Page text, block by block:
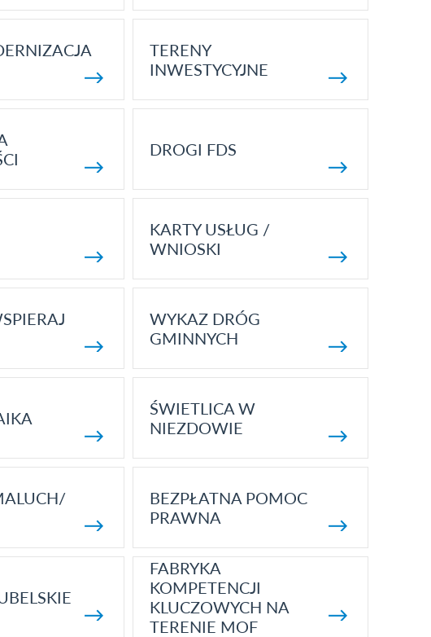
TERENY
INWESTYCYJNE
DROGI FDS
KARTY USŁUG /
WNIOSKI
WYKAZ DRÓG
GMINNYCH
ŚWIETLICA W
NIEZDOWIE
BEZPŁATNA POMOC
PRAWNA
FABRYKA
KOMPETENCJI
KLUCZOWYCH NA
TERENIE MOF